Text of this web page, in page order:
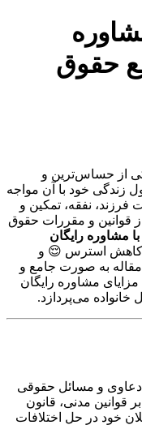
حقوق
از حساس‌ترین و
زندگی خود با آن مواجه
نفقه، تمکین و
قوانین و مقررات حقوق
مشاوره رایگان
کاهش استرس 😌 و
مقاله به صورت جامع و
مشاوره رایگان
می‌پردازد.
و مسائل حقوقی
قوانین مدنی، قانون
خود در حل اختلافات